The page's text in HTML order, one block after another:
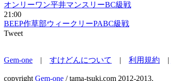
オンリーワン平井マンスリーBC級戦
21:00
BEEP作草部ウィークリーPABC級戦
Tweet
Gem-one | すけどんについて | 利用規約 |
copyright Gem-one / tama-tsuki.com 2012-2013.